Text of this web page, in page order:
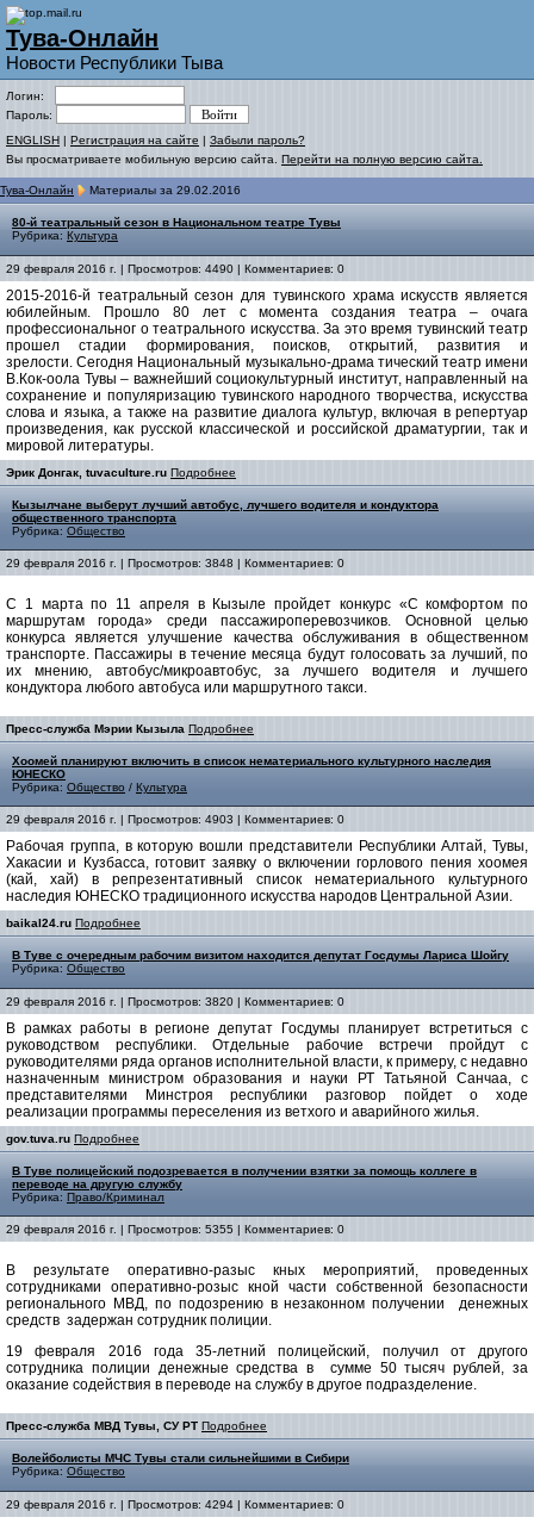
Тува-Онлайн
Новости Республики Тыва
Логин:
Пароль:
ENGLISH | Регистрация на сайте | Забыли пароль?
Вы просматриваете мобильную версию сайта. Перейти на полную версию сайта.
Тува-Онлайн Материалы за 29.02.2016
80-й театральный сезон в Национальном театре Тувы
Рубрика: Культура
29 февраля 2016 г. | Просмотров: 4490 | Комментариев: 0
2015-2016-й театральный сезон для тувинского храма искусств является
юбилейным. Прошло 80 лет с момента создания театра – очага
профессиональног о театрального искусства. За это время тувинский театр
прошел стадии формирования, поисков, открытий, развития и
зрелости. Сегодня Национальный музыкально-драма тический театр имени
В.Кок-оола Тувы – важнейший социокультурный институт, направленный на
сохранение и популяризацию тувинского народного творчества, искусства
слова и языка, а также на развитие диалога культур, включая в репертуар
произведения, как русской классической и российской драматургии, так и
мировой литературы.
Эрик Донгак, tuvaculture.ru Подробнее
Кызылчане выберут лучший автобус, лучшего водителя и кондуктора
общественного транспорта
Рубрика: Общество
29 февраля 2016 г. | Просмотров: 3848 | Комментариев: 0
С 1 марта по 11 апреля в Кызыле пройдет конкурс «С комфортом по
маршрутам города» среди пассажироперевозчиков. Основной целью
конкурса является улучшение качества обслуживания в общественном
транспорте. Пассажиры в течение месяца будут голосовать за лучший, по
их мнению, автобус/микроавтобус, за лучшего водителя и лучшего
кондуктора любого автобуса или маршрутного такси.
Пресс-служба Мэрии Кызыла Подробнее
Хоомей планируют включить в список нематериального культурного наследия
ЮНЕСКО
Рубрика: Общество / Культура
29 февраля 2016 г. | Просмотров: 4903 | Комментариев: 0
Рабочая группа, в которую вошли представители Республики Алтай, Тувы,
Хакасии и Кузбасса, готовит заявку о включении горлового пения хоомея
(кай, хай) в репрезентативный список нематериального культурного
наследия ЮНЕСКО традиционного искусства народов Центральной Азии.
baikal24.ru Подробнее
В Туве с очередным рабочим визитом находится депутат Госдумы Лариса Шойгу
Рубрика: Общество
29 февраля 2016 г. | Просмотров: 3820 | Комментариев: 0
В рамках работы в регионе депутат Госдумы планирует встретиться с
руководством республики. Отдельные рабочие встречи пройдут с
руководителями ряда органов исполнительной власти, к примеру, с недавно
назначенным министром образования и науки РТ Татьяной Санчаа, с
представителями Минстроя республики разговор пойдет о ходе
реализации программы переселения из ветхого и аварийного жилья.
gov.tuva.ru Подробнее
В Туве полицейский подозревается в получении взятки за помощь коллеге в
переводе на другую службу
Рубрика: Право/Криминал
29 февраля 2016 г. | Просмотров: 5355 | Комментариев: 0
В результате оперативно-разыс кных мероприятий, проведенных
сотрудниками оперативно-розыс кной части собственной безопасности
регионального МВД, по подозрению в незаконном получении денежных
средств задержан сотрудник полиции.
19 февраля 2016 года 35-летний полицейский, получил от другого
сотрудника полиции денежные средства в сумме 50 тысяч рублей, за
оказание содействия в переводе на службу в другое подразделение.
Пресс-служба МВД Тувы, СУ РТ Подробнее
Волейболисты МЧС Тувы стали сильнейшими в Сибири
Рубрика: Общество
29 февраля 2016 г. | Просмотров: 4294 | Комментариев: 0